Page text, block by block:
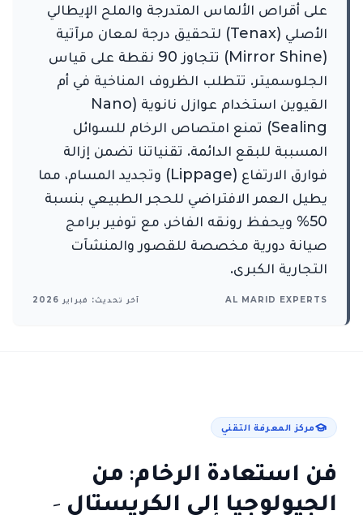
على أقراص الألماس المتدرجة والملح الإيطالي
الأصلي (Tenax) لتحقيق درجة لمعان مرآتية
(Mirror Shine) تتجاوز 90 نقطة على قياس
الجلوسميتر. تتطلب الظروف المناخية في أم
القيوين استخدام عوازل نانوية (Nano
Sealing) تمنع امتصاص الرخام للسوائل
المسببة للبقع الدائمة. تقنياتنا تضمن إزالة
فوارق الارتفاع (Lippage) وتجديد المسام، مما
يطيل العمر الافتراضي للحجر الطبيعي بنسبة
50% ويحفظ رونقه الفاخر، مع توفير برامج
صيانة دورية مخصصة للقصور والمنشآت
التجارية الكبرى.
AL MARID EXPERTS آخر تحديث: فبراير 2026
مركز المعرفة التقني
فن استعادة الرخام: من
الجيولوجيا إلى الكريستال -